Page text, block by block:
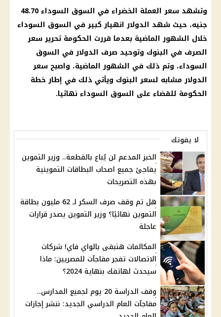
وتشهد سعر العملة الخضراء في السوق السوداء 48.70
جنيه، حيث شهد الدولارانهيار كبير في السوق السوداء
خلال الشهورالماضية بعدما قررت الحكومة تحرير سعر
الصرف في البنوك وتوحيد صرف الدولارفي السوق
السوداء، وتم ذلك في الشهورالماضية، واصبح سعر
الدولارمشابه لسعرالبنوك ويأتي ذلك في إطار خطة
الحكومة للقضاء على السوق السوداء نهائيا.
لا يفوتك
الخبز المدعم لن يُباع بالقطعة.. وزير التموين
يفاجئ جميع اصحاب البطاقات التموينية
بهذه التصريحات
هل تم وقف صرف السكر لـ 62 مليون بطاقة
التموين نهائيًا؟ وزير التموين يصدر قرارات
عاجلة
المكالمات هتبقى بالواي فاي! شركات
الاتصالات تفجر مفاجآت للمصريين: ماذا
سيحدث لهاتفك بنهاية 2024؟
وقف الدراسة 20 يوم لجميع المدارس..
مفاجآت العام الدراسي الجديد: ننشر إجازات